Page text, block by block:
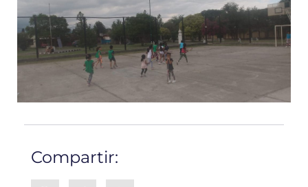
Compartir: